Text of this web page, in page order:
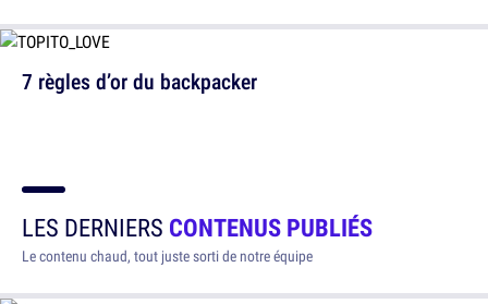
7 règles d’or du backpacker
LES DERNIERS CONTENUS PUBLIÉS
Le contenu chaud, tout juste sorti de notre équipe